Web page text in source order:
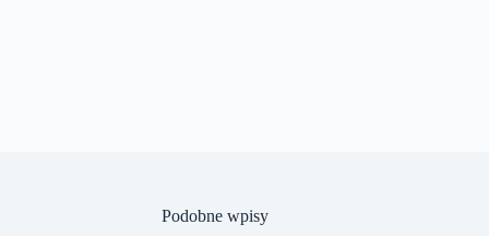
Podobne wpisy